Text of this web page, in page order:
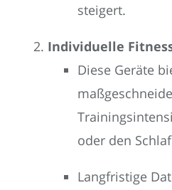
steigert.
Individuelle
Diese Geräte
oder den
Langfristige